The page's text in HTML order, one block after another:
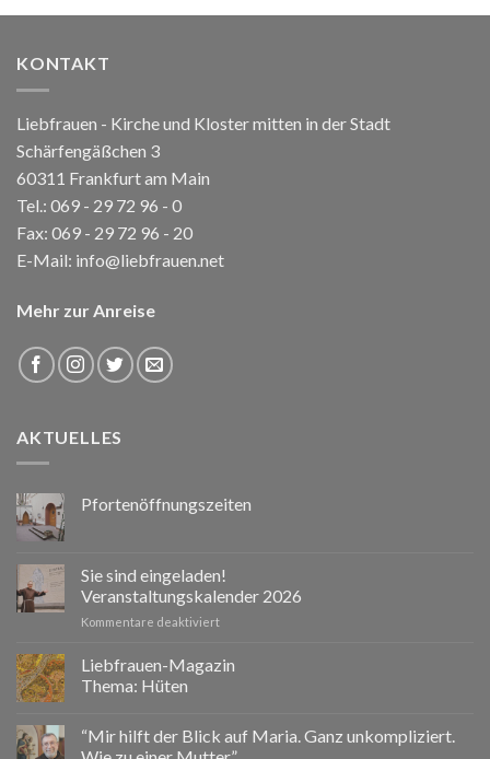
KONTAKT
Liebfrauen - Kirche und Kloster mitten in der Stadt
Schärfengäßchen 3
60311 Frankfurt am Main
Tel.: 069 - 29 72 96 - 0
Fax: 069 - 29 72 96 - 20
E-Mail: info@liebfrauen.net
Mehr zur Anreise
AKTUELLES
Pfortenöffnungszeiten
Sie sind eingeladen!
Veranstaltungskalender 2026
Kommentare deaktiviertfür
sind
Liebfrauen-Magazin
Thema: Hüten
“Mir hilft der Blick auf Maria. Ganz unkompliziert.